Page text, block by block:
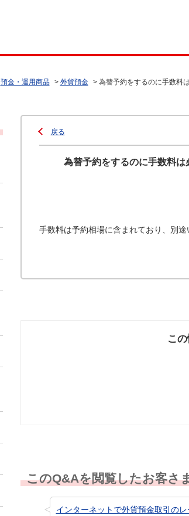
預金・運用商品 > 外貨預金 > 為替予約をするのに手数料
戻る
為替予約をするのに手数料は
手数料は予約相場に含まれており、別途
こ
このQ&Aを閲覧したお客さ
インターネットで外貨預金取引の